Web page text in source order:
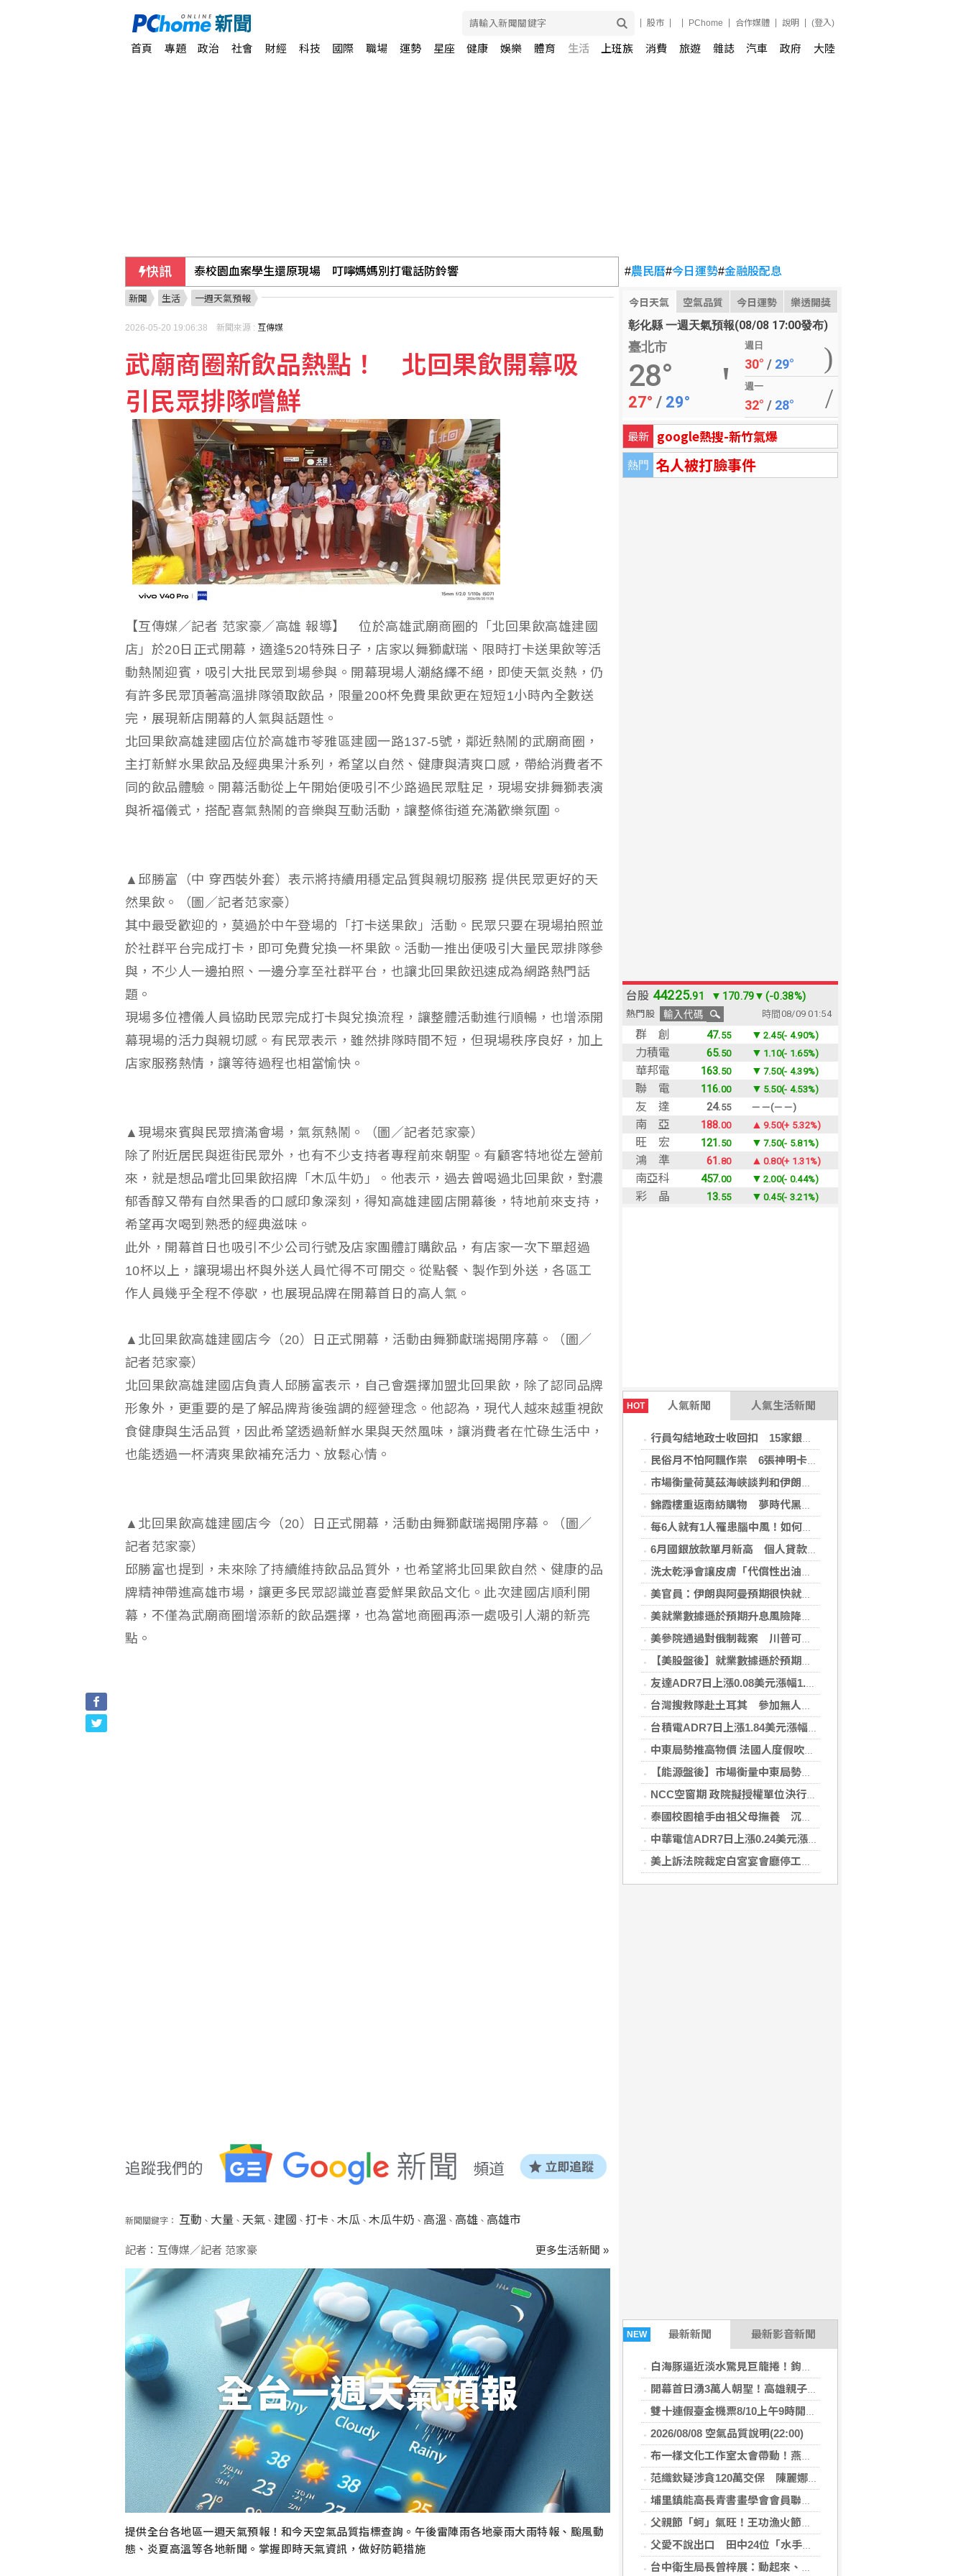
股市 PChome 合作媒體 說明 (登入)
首頁 專題 政治 社會 財經 科技 國際 職場 運勢 星座 健康 娛樂 體育 生活 上班族 消費 旅遊 雜誌 汽車 政府 大陸
快訊 泰校園血案學生還原現場 叮嚀媽媽別打電話防鈴響 #農民曆#今日運勢#金融股配息
今日天氣 空氣品質 今日運勢 樂透開獎
彰化縣 一週天氣預報(08/08 17:00發布)
臺北市
28°
27° / 29°
週日
30° / 29°
週一
32° / 28°
最新 google熱搜-新竹氣爆
熱門 名人被打臉事件
HOT 人氣新聞 人氣生活新聞
行員勾結地政士收回扣 15家銀行60多人涉案
民俗月不怕阿飄作祟 6張神明卡護佑平安
市場衡量荷莫茲海峽談判和伊朗局勢 油價走高
錦霞樓重返南紡購物 夢時代黑毛屋新開張
每6人就有1人罹患腦中風！如何預防中風？危險因子與治療新進展
6月國銀放款單月新高 個人貸款暴增2575億
洗太乾淨會讓皮膚「代償性出油」？2招擺脫外油內乾的穩膚對策
美官員：伊朗與阿曼預期很快就荷莫茲海峽達成協議
美就業數據遜於預期升息風險降低 美股收紅
美參院通過對俄制裁案 川普可課俄商品最高500%關稅
【美股盤後】就業數據遜於預期升息風險降 收紅
友達ADR7日上漲0.08美元漲幅1.06%折台股24.70元
台灣搜救隊赴土耳其 參加無人機整合激流救援訓練
台積電ADR7日上漲1.84美元漲幅0.44%折台股2712.45元
中東局勢推高物價 法國人度假吹起「平價風」
【能源盤後】市場衡量中東局勢 油價走高
NCC空窗期 政院擬授權單位決行藍牙器材等業務
泰國校園槍手由祖父母撫養 沉默少友案發前疑遭霸凌
中華電信ADR7日上漲0.24美元漲幅0.57%折台股137.29元
美上訴法院裁定白宮宴會廳停工 川普誓言上訴最高院
NEW 最新新聞 最新影音新聞
白海豚逼近淡水驚見巨龍捲！鉤狀母雲現蹤30分鐘
開幕首日湧3萬人朝聖！高雄親子樂園區嗨翻
雙十連假臺金機票8/10上午9時開放訂位
2026/08/08 空氣品質說明(22:00)
布一樣文化工作室太會帶動！燕巢晚會笑聲不斷 玩到不想回家！
范織欽疑涉貪120萬交保 陳麗娜猛攻菊系：新潮流重返高雄引疑慮
埔里鎮能高長青書畫學會會員聯合展 匯聚各界期盼盛大登場
父親節「蚵」氣旺！王功漁火節湧破萬人
父愛不說出口 田中24位「水手爸爸」用行動守家
台中衛生局長曾梓展：動起來、養成規律運動迎接健康人生
新聞 生活 一週天氣預報
2026-05-20 19:06:38 新聞來源 : 互傳媒
武廟商圈新飲品熱點！ 北回果飲開幕吸
引民眾排隊嚐鮮
【互傳媒／記者 范家豪／高雄 報導】 位於高雄武廟商圈的「北回果飲高雄建國
店」於20日正式開幕，適逢520特殊日子，店家以舞獅獻瑞、限時打卡送果飲等活
動熱鬧迎賓，吸引大批民眾到場參與。開幕現場人潮絡繹不絕，即使天氣炎熱，仍
有許多民眾頂著高溫排隊領取飲品，限量200杯免費果飲更在短短1小時內全數送
完，展現新店開幕的人氣與話題性。
北回果飲高雄建國店位於高雄市苓雅區建國一路137-5號，鄰近熱鬧的武廟商圈，
主打新鮮水果飲品及經典果汁系列，希望以自然、健康與清爽口感，帶給消費者不
同的飲品體驗。開幕活動從上午開始便吸引不少路過民眾駐足，現場安排舞獅表演
與祈福儀式，搭配喜氣熱鬧的音樂與互動活動，讓整條街道充滿歡樂氛圍。
▲邱勝富（中 穿西裝外套）表示將持續用穩定品質與親切服務 提供民眾更好的天
然果飲。（圖／記者范家豪）
其中最受歡迎的，莫過於中午登場的「打卡送果飲」活動。民眾只要在現場拍照並
於社群平台完成打卡，即可免費兌換一杯果飲。活動一推出便吸引大量民眾排隊參
與，不少人一邊拍照、一邊分享至社群平台，也讓北回果飲迅速成為網路熱門話
題。
現場多位禮儀人員協助民眾完成打卡與兌換流程，讓整體活動進行順暢，也增添開
幕現場的活力與親切感。有民眾表示，雖然排隊時間不短，但現場秩序良好，加上
店家服務熱情，讓等待過程也相當愉快。
▲現場來賓與民眾擠滿會場，氣氛熱鬧。（圖／記者范家豪）
除了附近居民與逛街民眾外，也有不少支持者專程前來朝聖。有顧客特地從左營前
來，就是想品嚐北回果飲招牌「木瓜牛奶」。他表示，過去曾喝過北回果飲，對濃
郁香醇又帶有自然果香的口感印象深刻，得知高雄建國店開幕後，特地前來支持，
希望再次喝到熟悉的經典滋味。
此外，開幕首日也吸引不少公司行號及店家團體訂購飲品，有店家一次下單超過
10杯以上，讓現場出杯與外送人員忙得不可開交。從點餐、製作到外送，各區工
作人員幾乎全程不停歇，也展現品牌在開幕首日的高人氣。
▲北回果飲高雄建國店今（20）日正式開幕，活動由舞獅獻瑞揭開序幕。（圖／
記者范家豪）
北回果飲高雄建國店負責人邱勝富表示，自己會選擇加盟北回果飲，除了認同品牌
形象外，更重要的是了解品牌背後強調的經營理念。他認為，現代人越來越重視飲
食健康與生活品質，因此希望透過新鮮水果與天然風味，讓消費者在忙碌生活中，
也能透過一杯清爽果飲補充活力、放鬆心情。
▲北回果飲高雄建國店今（20）日正式開幕，活動由舞獅獻瑞揭開序幕。（圖／
記者范家豪）
邱勝富也提到，未來除了持續維持飲品品質外，也希望將北回果飲自然、健康的品
牌精神帶進高雄市場，讓更多民眾認識並喜愛鮮果飲品文化。此次建國店順利開
幕，不僅為武廟商圈增添新的飲品選擇，也為當地商圈再添一處吸引人潮的新亮
點。
新聞關鍵字： 互動 、 大量 、 天氣、 建國 、 打卡 、 木瓜 、 木瓜牛奶 、 高溫 、 高雄、 高雄市
記者：互傳媒／記者 范家豪 更多生活新聞 »
全台一週天氣預報
提供全台各地區一週天氣預報！和今天空氣品質指標查詢。午後雷陣雨各地豪雨大雨特報、颱風動
態、炎夏高溫等各地新聞。掌握即時天氣資訊，做好防範措施